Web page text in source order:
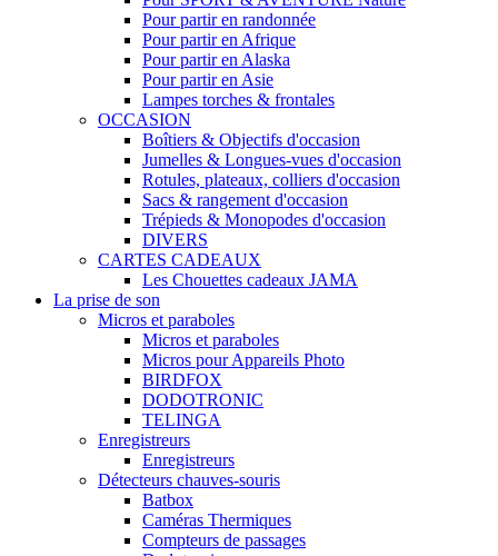
Pour partir en randonnée
Pour partir en Afrique
Pour partir en Alaska
Pour partir en Asie
Lampes torches & frontales
OCCASION
Boîtiers & Objectifs d'occasion
Jumelles & Longues-vues d'occasion
Rotules, plateaux, colliers d'occasion
Sacs & rangement d'occasion
Trépieds & Monopodes d'occasion
DIVERS
CARTES CADEAUX
Les Chouettes cadeaux JAMA
La prise de son
Micros et paraboles
Micros et paraboles
Micros pour Appareils Photo
BIRDFOX
DODOTRONIC
TELINGA
Enregistreurs
Enregistreurs
Détecteurs chauves-souris
Batbox
Caméras Thermiques
Compteurs de passages